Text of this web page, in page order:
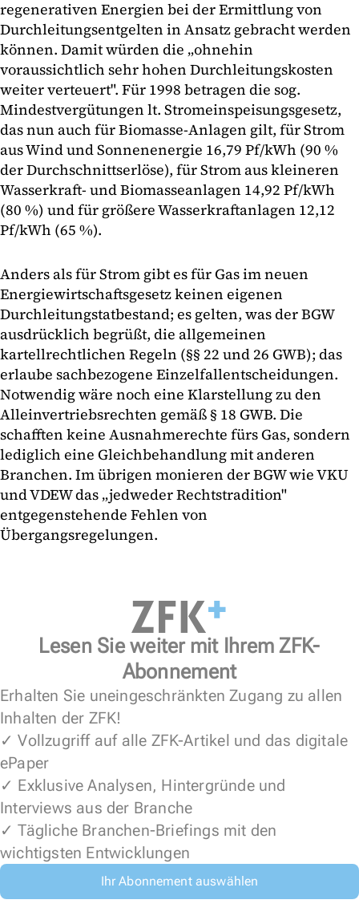
regenerativen Energien bei der Ermittlung von
Durchleitungsentgelten in Ansatz gebracht werden
können. Damit würden die „ohnehin
voraussichtlich sehr hohen Durchleitungskosten
weiter verteuert". Für 1998 betragen die sog.
Mindestvergütungen lt. Stromeinspeisungsgesetz,
das nun auch für Biomasse-Anlagen gilt, für Strom
aus Wind und Sonnenenergie 16,79 Pf/kWh (90 %
der Durchschnittserlöse), für Strom aus kleineren
Wasserkraft- und Biomasseanlagen 14,92 Pf/kWh
(80 %) und für größere Wasserkraftanlagen 12,12
Pf/kWh (65 %).
Anders als für Strom gibt es für Gas im neuen
Energiewirtschaftsgesetz keinen eigenen
Durchleitungstatbestand; es gelten, was der BGW
ausdrücklich begrüßt, die allgemeinen
kartellrechtlichen Regeln (§§ 22 und 26 GWB); das
erlaube sachbezogene Einzelfallentscheidungen.
Notwendig wäre noch eine Klarstellung zu den
Alleinvertriebsrechten gemäß § 18 GWB. Die
schafften keine Ausnahmerechte fürs Gas, sondern
lediglich eine Gleichbehandlung mit anderen
Branchen. Im übrigen monieren der BGW wie VKU
und VDEW das „jedweder Rechtstradition"
entgegenstehende Fehlen von
Übergangsregelungen.
Lesen Sie weiter mit Ihrem ZFK-
Abonnement
Erhalten Sie uneingeschränkten Zugang zu allen
Inhalten der ZFK!
✓ Vollzugriff auf alle ZFK-Artikel und das digitale
ePaper
✓ Exklusive Analysen, Hintergründe und
Interviews aus der Branche
✓ Tägliche Branchen-Briefings mit den
wichtigsten Entwicklungen
Ihr Abonnement auswählen